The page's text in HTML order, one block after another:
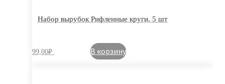
Набор вырубок Рифленные круги, 5 шт
99,00₽ В корзину